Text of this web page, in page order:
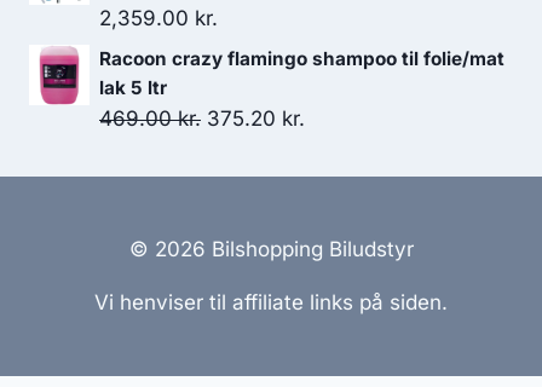
2,359.00 kr.
Racoon crazy flamingo shampoo til folie/mat
lak 5 ltr
469.00kr. Den
pris
469.00 kr..
375.20 kr.
pris
375.20 kr..
© 2026 Bilshopping Biludstyr
Vi henviser til affiliate links på siden.